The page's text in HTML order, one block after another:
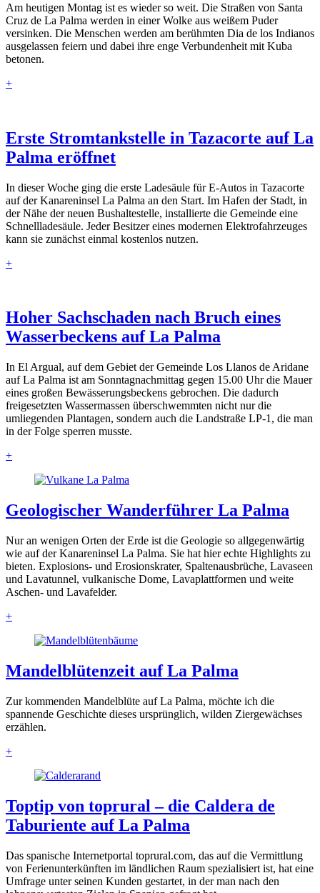
Am heutigen Montag ist es wieder so weit. Die Straßen von Santa
Cruz de La Palma werden in einer Wolke aus weißem Puder
versinken. Die Menschen werden am berühmten Dia de los Indianos
ausgelassen feiern und dabei ihre enge Verbundenheit mit Kuba
betonen.
+
Erste Stromtankstelle in Tazacorte auf La
Palma eröffnet
In dieser Woche ging die erste Ladesäule für E-Autos in Tazacorte
auf der Kanareninsel La Palma an den Start. Im Hafen der Stadt, in
der Nähe der neuen Bushaltestelle, installierte die Gemeinde eine
Schnellladesäule. Jeder Besitzer eines modernen Elektrofahrzeuges
kann sie zunächst einmal kostenlos nutzen.
+
Hoher Sachschaden nach Bruch eines
Wasserbeckens auf La Palma
In El Argual, auf dem Gebiet der Gemeinde Los Llanos de Aridane
auf La Palma ist am Sonntagnachmittag gegen 15.00 Uhr die Mauer
eines großen Bewässerungsbeckens gebrochen. Die dadurch
freigesetzten Wassermassen überschwemmten nicht nur die
umliegenden Plantagen, sondern auch die Landstraße LP-1, die man
in der Folge sperren musste.
+
Geologischer Wanderführer La Palma
Nur an wenigen Orten der Erde ist die Geologie so allgegenwärtig
wie auf der Kanareninsel La Palma. Sie hat hier echte Highlights zu
bieten. Explosions- und Erosionskrater, Spaltenausbrüche, Lavaseen
und Lavatunnel, vulkanische Dome, Lavaplattformen und weite
Aschen- und Lavafelder.
+
Mandelblütenzeit auf La Palma
Zur kommenden Mandelblüte auf La Palma, möchte ich die
spannende Geschichte dieses ursprünglich, wilden Ziergewächses
erzählen.
+
Toptip von toprural – die Caldera de
Taburiente auf La Palma
Das spanische Internetportal toprural.com, das auf die Vermittlung
von Ferienunterkünften im ländlichen Raum spezialisiert ist, hat eine
Umfrage unter seinen Kunden gestartet, in der man nach den